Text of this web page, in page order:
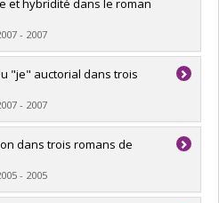
et hybridité dans le roman
- 2007
Papyrus
"je" auctorial dans trois
- 2007
Papyrus
dans trois romans de
- 2005